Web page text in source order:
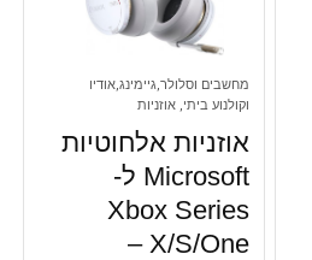
מחשבים וסלולר,גיימינג,אודיו
וקולנוע ביתי, אוזניות
אוזניות אלחוטיות
Microsoft ל-
Xbox Series
X/S/One –